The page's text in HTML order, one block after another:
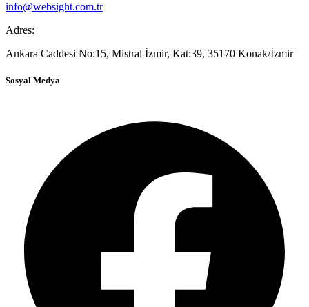
info@websight.com.tr
Adres:
Ankara Caddesi No:15, Mistral İzmir, Kat:39, 35170 Konak/İzmir
Sosyal Medya